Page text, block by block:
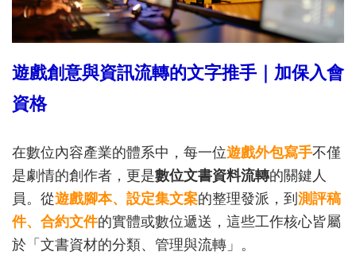
遊戲創意與資訊流轉的文字推手｜加保入會
資格
在數位內容產業的體系中，每一位遊戲外包寫手不僅
是劇情的創作者，更是數位文書資料流轉的關鍵人
員。從遊戲腳本、設定集文案的整理發派，到 測評稿
件、合約文件的實體或數位遞送，這些工作核心皆屬
於「文書資材的分類、管理與流轉」。